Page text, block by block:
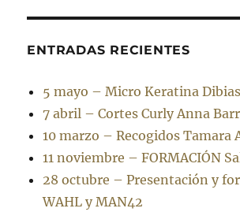
ENTRADAS RECIENTES
5 mayo – Micro Keratina
7 abril – Cortes Curly Anna
10 marzo – Recogidos Tamara
11 noviembre – FORMACIÓN
28 octubre – Presentación y
WAHL y MAN42